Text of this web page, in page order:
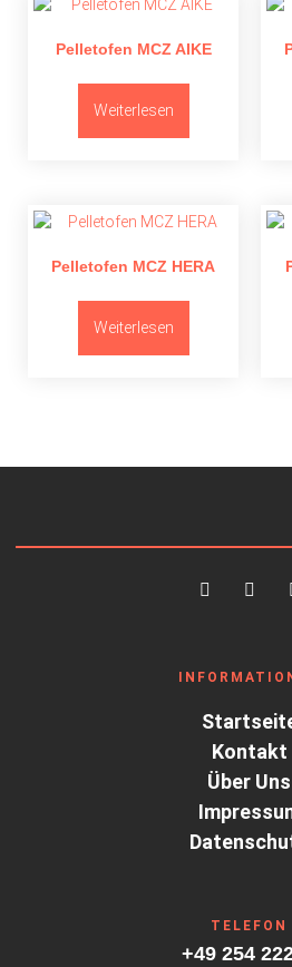
Pelletofen MCZ AIKE
Weiterlesen
Pelletofen MCZ HERA
Weiterlesen
Kontakt
Über Uns
TELEFON
+49 254